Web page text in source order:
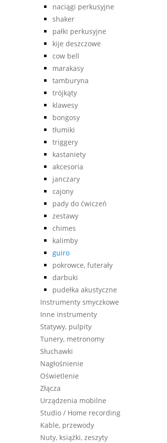
naciągi perkusyjne
shaker
pałki perkusyjne
kije deszczowe
cow bell
marakasy
tamburyna
trójkąty
klawesy
bongosy
tłumiki
triggery
kastaniety
akcesoria
janczary
cajony
pady do ćwiczeń
zestawy
chimes
kalimby
guiro
pokrowce, futerały
darbuki
pudełka akustyczne
Instrumenty smyczkowe
Inne instrumenty
Statywy, pulpity
Tunery, metronomy
Słuchawki
Nagłośnienie
Oświetlenie
Złącza
Urządzenia mobilne
Studio / Home recording
Kable, przewody
Nuty, książki, zeszyty